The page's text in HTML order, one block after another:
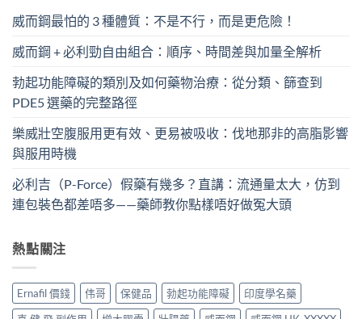
威而鋼最怕的 3 種體質：不是不行，而是更危險！
威而鋼 + 必利勁自由組合：順序、時間差與加量全解析
勃起功能障礙的類別及如何藥物治療：從分類、篩查到
PDE5 選藥的完整路徑
樂威壯空腹服用更有效、更易被吸收：伐地那非的高脂影響
與服用時機
必利吉（P-Force）假藥有幾多？直講：流通量太大，仿到
連包裝色都差唔多——藥師教你點樣唔好做冤大頭
熱點關注
Ernafil 價錢 伟哥 保健品 勃起功能障礙
印度學名藥